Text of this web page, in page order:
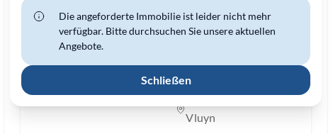
Kleines Appartement
"Aufzug vorhanden"
Vluyn
Die angeforderte Immobilie ist leider nicht mehr
verfügbar. Bitte durchsuchen Sie unsere aktuellen
Angebote.
Schließen